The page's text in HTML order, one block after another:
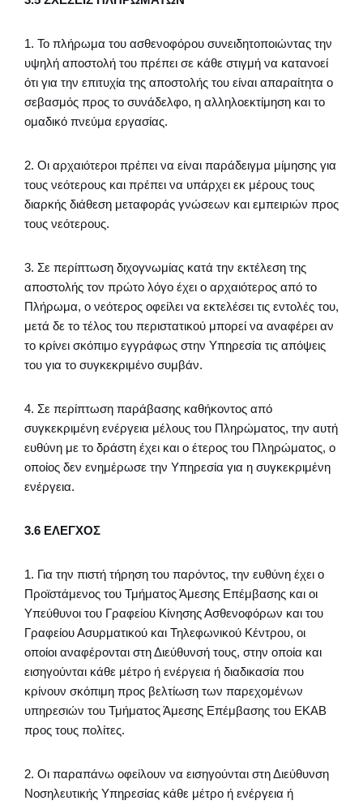
1. Το πλήρωμα του ασθενοφόρου συνειδητοποιώντας την
υψηλή αποστολή του πρέπει σε κάθε στιγμή να κατανοεί
ότι για την επιτυχία της αποστολής του είναι απαραίτητα ο
σεβασμός προς το συνάδελφο, η αλληλοεκτίμηση και το
ομαδικό πνεύμα εργασίας.
2. Οι αρχαιότεροι πρέπει να είναι παράδειγμα μίμησης για
τους νεότερους και πρέπει να υπάρχει εκ μέρους τους
διαρκής διάθεση μεταφοράς γνώσεων και εμπειριών προς
τους νεότερους.
3. Σε περίπτωση διχογνωμίας κατά την εκτέλεση της
αποστολής τον πρώτο λόγο έχει ο αρχαιότερος από το
Πλήρωμα, ο νεότερος οφείλει να εκτελέσει τις εντολές του,
μετά δε το τέλος του περιστατικού μπορεί να αναφέρει αν
το κρίνει σκόπιμο εγγράφως στην Υπηρεσία τις απόψεις
του για το συγκεκριμένο συμβάν.
4. Σε περίπτωση παράβασης καθήκοντος από
συγκεκριμένη ενέργεια μέλους του Πληρώματος, την αυτή
ευθύνη με το δράστη έχει και ο έτερος του Πληρώματος, ο
οποίος δεν ενημέρωσε την Υπηρεσία για η συγκεκριμένη
ενέργεια.
3.6 ΕΛΕΓΧΟΣ
1. Για την πιστή τήρηση του παρόντος, την ευθύνη έχει ο
Προϊστάμενος του Τμήματος Άμεσης Επέμβασης και οι
Υπεύθυνοι του Γραφείου Κίνησης Ασθενοφόρων και του
Γραφείου Ασυρματικού και Τηλεφωνικού Κέντρου, οι
οποίοι αναφέρονται στη Διεύθυνσή τους, στην οποία και
εισηγούνται κάθε μέτρο ή ενέργεια ή διαδικασία που
κρίνουν σκόπιμη προς βελτίωση των παρεχομένων
υπηρεσιών του Τμήματος Άμεσης Επέμβασης του ΕΚΑΒ
προς τους πολίτες.
2. Οι παραπάνω οφείλουν να εισηγούνται στη Διεύθυνση
Νοσηλευτικής Υπηρεσίας κάθε μέτρο ή ενέργεια ή